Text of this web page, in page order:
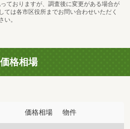
ておりますが、調査後に変更がある場合が
ては各市区役所までお問い合わせいただく
い。
価格相場
価格相場 物件